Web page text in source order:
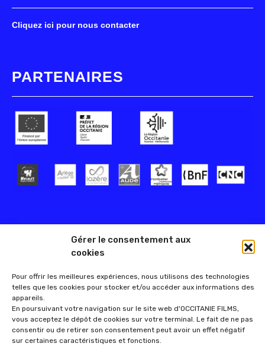
Gérer le consentement aux
cookies
Pour offrir les meilleures expériences, nous utilisons des technologies
telles que les cookies pour stocker et/ou accéder aux informations des
appareils.
En poursuivant votre navigation sur le site web d'OCCITANIE FILMS,
vous acceptez le dépôt de cookies sur votre terminal. Le fait de ne pas
consentir ou de retirer son consentement peut avoir un effet négatif
sur certaines caractéristiques et fonctions.
Cliquez ici pour nous contacter
PARTENAIRES